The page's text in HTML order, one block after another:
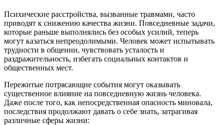
Психические расстройства, вызванные травмами, часто
приводят к снижению качества жизни. Повседневные задачи,
которые раньше выполнялись без особых усилий, теперь
могут казаться непреодолимыми. Человек может испытывать
трудности в общении, чувствовать усталость и
раздражительность, избегать социальных контактов и
общественных мест.
Пережитые потрясающие события могут оказывать
существенное влияние на повседневную жизнь человека.
Даже после того, как непосредственная опасность миновала,
последствия продолжают давать о себе знать, затрагивая
различные сферы жизни: